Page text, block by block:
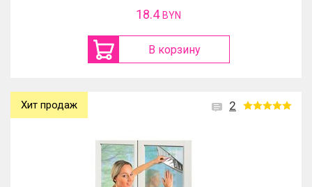
18.4 BYN
В корзину
2
Хит продаж